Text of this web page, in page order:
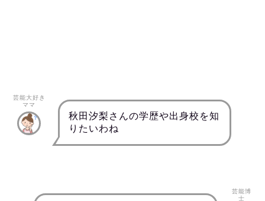
芸能大好き
ママ
秋田汐梨さんの学歴や出身校を知
りたいわね
芸能博
士